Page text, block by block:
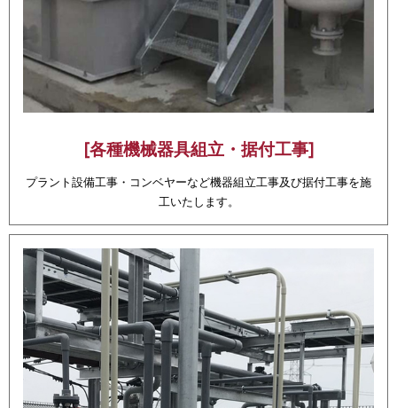
[各種機械器具組立・据付工事]
プラント設備工事・コンベヤーなど機器組立工事及び据付工事を施
工いたします。